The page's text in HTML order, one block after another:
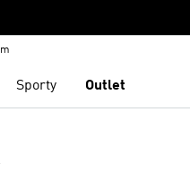
Sporty Outlet